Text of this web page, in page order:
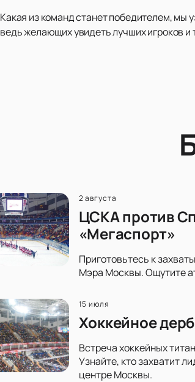
Какая из команд станет победителем, мы
ведь желающих увидеть лучших игроков
2 августа
ЦСКА против
«Мегаспорт»
Приготовьтесь к
Мэра Москвы. Ощутите
15 июля
Хоккейное
Встреча хоккейных
Узнайте, кто захватит
центре Москвы.